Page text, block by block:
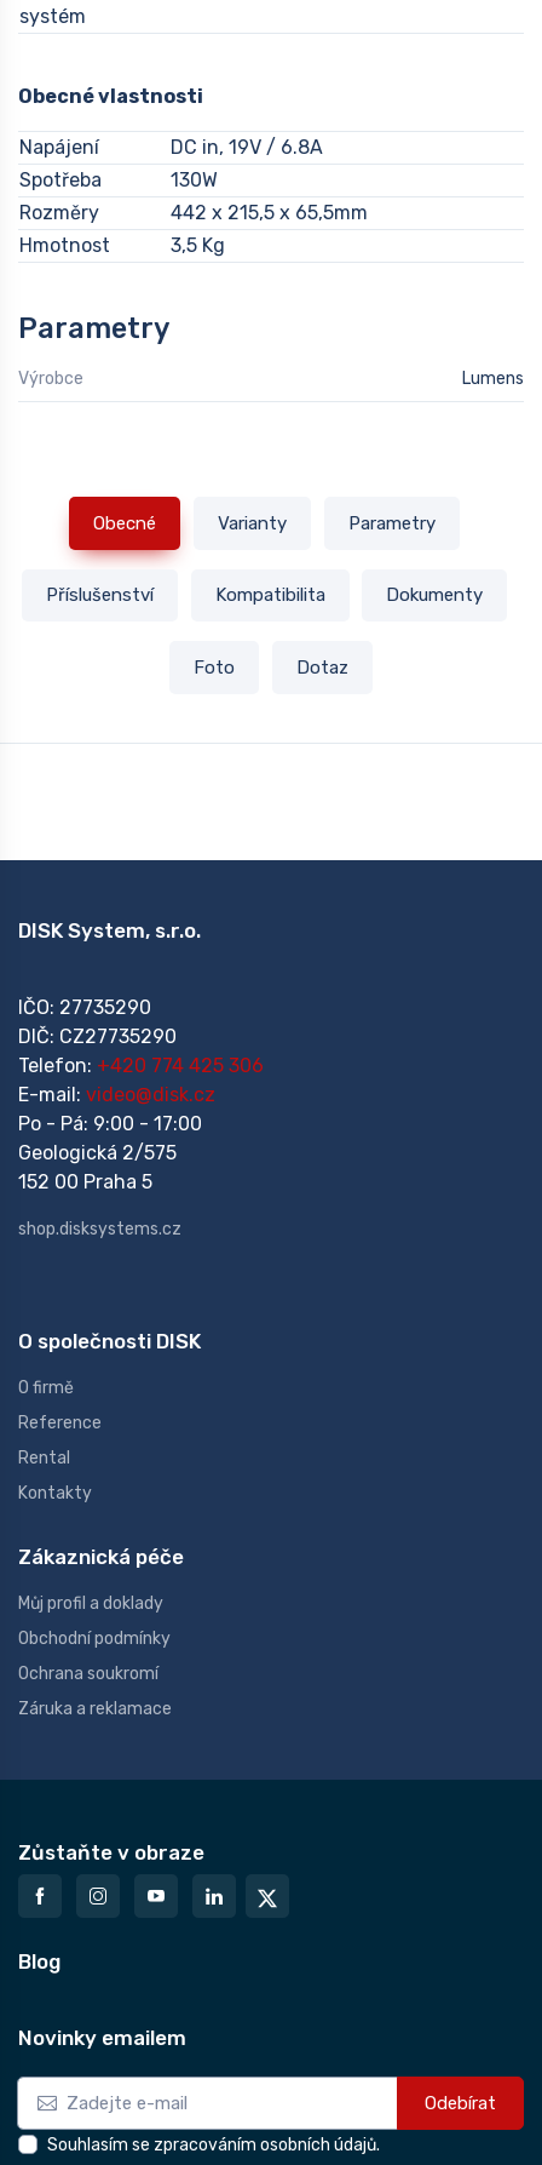
systém
Obecné vlastnosti
Napájení
DC in, 19V / 6.8A
Spotřeba
130W
Rozměry
442 x 215,5 x 65,5mm
Hmotnost
3,5 Kg
Parametry
Výrobce Lumens
Obecné Varianty Parametry
Příslušenství Kompatibilita Dokumenty
Foto Dotaz
DISK System, s.r.o.
IČO: 27735290
DIČ: CZ27735290
Telefon: +420 774 425 306
E-mail: video@disk.cz
Po - Pá: 9:00 - 17:00
Geologická 2/575
152 00 Praha 5
shop.disksystems.cz
O společnosti DISK
O firmě
Reference
Rental
Kontakty
Zákaznická péče
Můj profil a doklady
Obchodní podmínky
Ochrana soukromí
Záruka a reklamace
Zůstaňte v obraze
Blog
Novinky emailem
Odebírat
Souhlasím se zpracováním osobních údajů.